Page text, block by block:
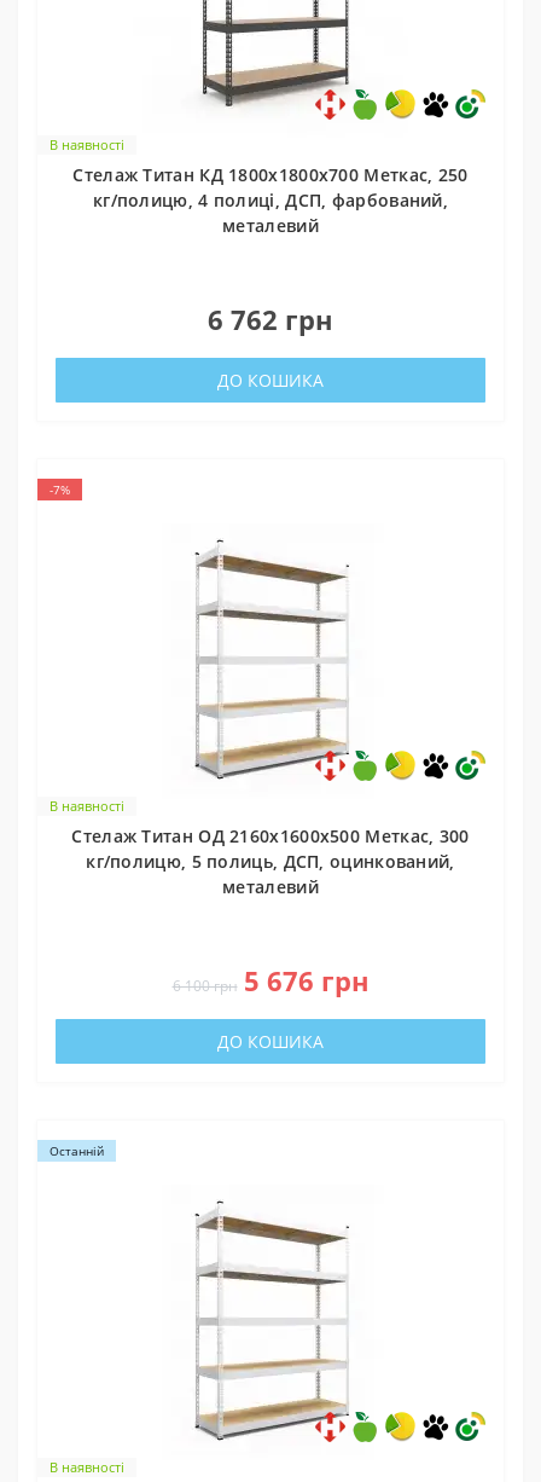
В наявності
Стелаж Титан КД 1800х1800х700 Меткас, 250
кг/полицю, 4 полиці, ДСП, фарбований,
металевий
6 762 грн
ДО КОШИКА
-7%
В наявності
Стелаж Титан ОД 2160х1600х500 Меткас, 300
кг/полицю, 5 полиць, ДСП, оцинкований,
металевий
6 100 грн 5 676 грн
ДО КОШИКА
Останній
В наявності